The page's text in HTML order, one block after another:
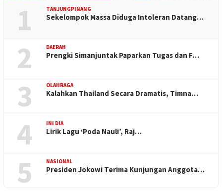
1 TANJUNGPINANG
Sekelompok Massa Diduga Intoleran Datang…
2 DAERAH
Prengki Simanjuntak Paparkan Tugas dan F…
3 OLAHRAGA
Kalahkan Thailand Secara Dramatis, Timna…
4 INI DIA
Lirik Lagu ‘Poda Nauli’, Raj…
5 NASIONAL
Presiden Jokowi Terima Kunjungan Anggota…